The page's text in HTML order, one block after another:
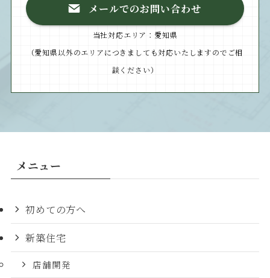
メールでのお問い合わせ
当社対応エリア：愛知県
（愛知県以外のエリアにつきましても対応いたしますのでご相
談ください）
メニュー
初めての方へ
新築住宅
店舗開発